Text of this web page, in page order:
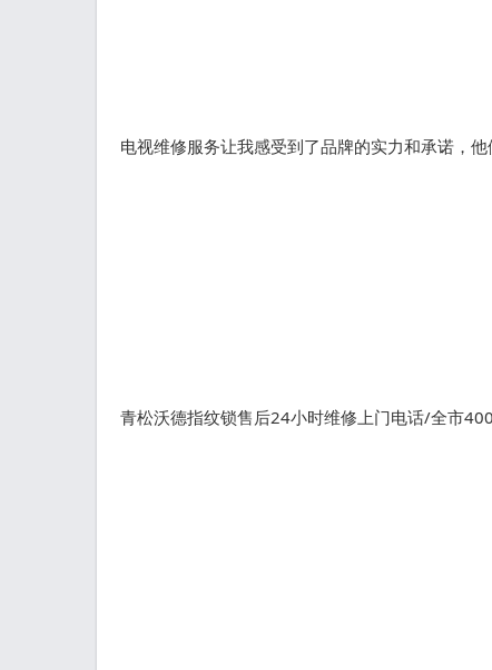
电视维修服务让我感受到了品牌的实力和承诺，他
青松沃德指纹锁售后24小时维修上门电话/全市